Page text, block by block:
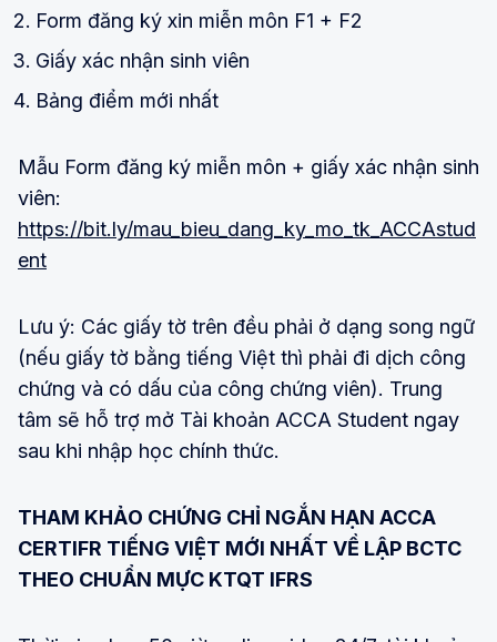
Form đăng ký xin miễn môn F1 + F2
Giấy xác nhận sinh viên
Bảng điểm mới nhất
Mẫu Form đăng ký miễn môn + giấy xác nhận sinh
viên:
https://bit.ly/mau_bieu_dang_ky_mo_tk_ACCAstud
ent
Lưu ý: Các giấy tờ trên đều phải ở dạng song ngữ
(nếu giấy tờ bằng tiếng Việt thì phải đi dịch công
chứng và có dấu của công chứng viên). Trung
tâm sẽ hỗ trợ mở Tài khoản ACCA Student ngay
sau khi nhập học chính thức.
THAM KHẢO CHỨNG CHỈ NGẮN HẠN ACCA
CERTIFR TIẾNG VIỆT MỚI NHẤT VỀ LẬP BCTC
THEO CHUẨN MỰC KTQT IFRS